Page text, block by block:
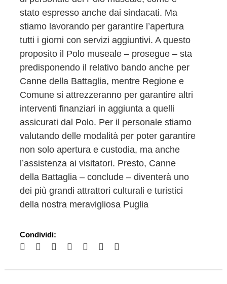
stato espresso anche dai sindacati. Ma
stiamo lavorando per garantire l’apertura
tutti i giorni con servizi aggiuntivi. A questo
proposito il Polo museale – prosegue – sta
predisponendo il relativo bando anche per
Canne della Battaglia, mentre Regione e
Comune si attrezzeranno per garantire altri
interventi finanziari in aggiunta a quelli
assicurati dal Polo. Per il personale stiamo
valutando delle modalità per poter garantire
non solo apertura e custodia, ma anche
l’assistenza ai visitatori. Presto, Canne
della Battaglia – conclude – diventerà uno
dei più grandi attrattori culturali e turistici
della nostra meravigliosa Puglia
Condividi: